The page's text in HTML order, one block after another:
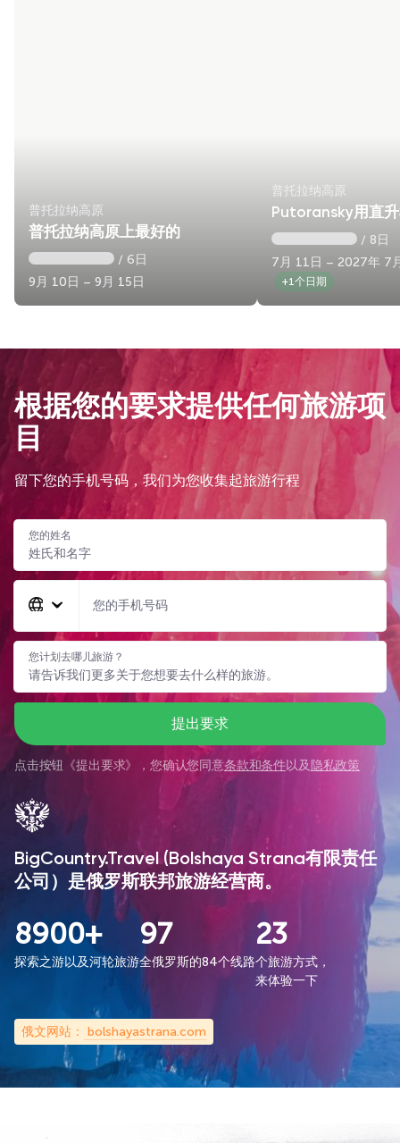
普托拉纳高原
普托拉纳高原上最好的
/ 6日
9月 10日 – 9月 15日
普托拉纳高原
Putoransky用直
/ 8日
7月 11日 – 2027年 7
+1个日期
根据您的要求提供任何旅游项
目
留下您的手机号码，我们为您收集起旅游行程
您的姓名
您的手机号码
您计划去哪儿旅游？
提出要求
点击按钮《提出要求》，您确认您同意条款和条件以及 隐私政策
BigCountry.Travel (Bolshaya Strana有限责任
公司）是俄罗斯联邦旅游经营商。
8900+
探索之游以及河轮旅游
97
全俄罗斯的84个线路
23
个旅游方式，
来体验一下
俄文网站： bolshayastrana.com